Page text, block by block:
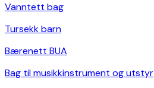
Vanntett bag
Tursekk barn
Bærenett BUA
Bag til musikkinstrument og utstyr